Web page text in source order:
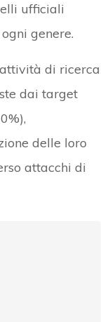
ufficiali
genere.
di ricerca
dai target
delle loro
attacchi di